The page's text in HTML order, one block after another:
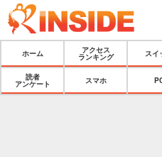
ホーム
アクセス
ランキング
スイ
読者
アンケート
スマホ